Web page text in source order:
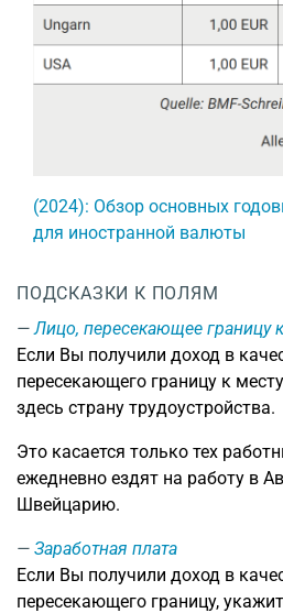
(2024): Обзор основных
для иностранной валюты
ПОДСКАЗКИ К ПОЛЯМ
Лицо, пересекающее границу
Если Вы получили доход в
пересекающего границу к
здесь страну трудоустройства.
Это касается только тех
ежедневно ездят на работу в
Швейцарию.
Заработная плата
Если Вы получили доход в
пересекающего границу,